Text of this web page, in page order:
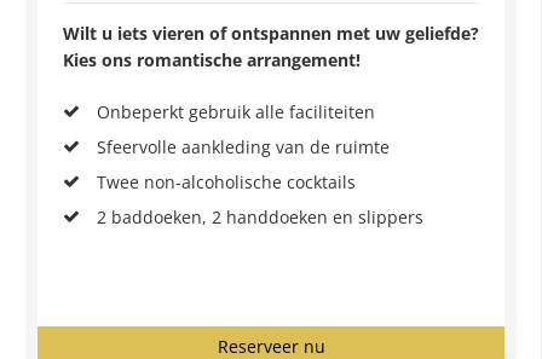
Wilt u iets vieren of ontspannen met uw geliefde?
Kies ons romantische arrangement!
Onbeperkt gebruik alle faciliteiten
Sfeervolle aankleding van de ruimte
Twee non-alcoholische cocktails
2 baddoeken, 2 handdoeken en slippers
Reserveer nu